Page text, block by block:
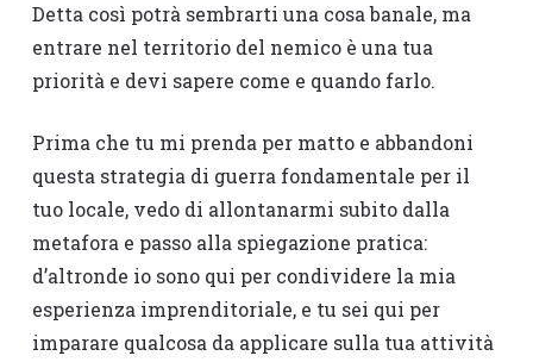
Detta così potrà sembrarti una cosa banale, ma
entrare nel territorio del nemico è una tua
priorità e devi sapere come e quando farlo.
Prima che tu mi prenda per matto e abbandoni
questa strategia di guerra fondamentale per il
tuo locale, vedo di allontanarmi subito dalla
metafora e passo alla spiegazione pratica:
d’altronde io sono qui per condividere la mia
esperienza imprenditoriale, e tu sei qui per
imparare qualcosa da applicare sulla tua attività